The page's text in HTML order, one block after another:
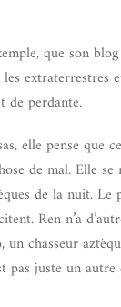
que son
extraterrestres
de perdante.
elle pense que
de mal. Elle
de la nuit. Le
Ren n’a
chasseur
juste un